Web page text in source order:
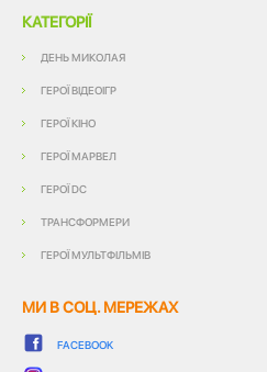
КАТЕГОРІЇ
ДЕНЬ МИКОЛАЯ
ГЕРОЇ ВІДЕОІГР
ГЕРОЇ КІНО
ГЕРОЇ МАРВЕЛ
ГЕРОЇ DC
ТРАНСФОРМЕРИ
ГЕРОЇ МУЛЬТФІЛЬМІВ
МИ В СОЦ. МЕРЕЖАХ
FACEBOOK